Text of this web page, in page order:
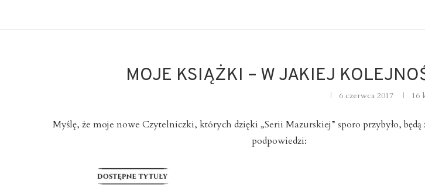
MOJE KSIĄŻKI – W JAKIEJ
6 czerwca 2017 16
Myślę, że moje nowe Czytelniczki, których dzięki „Serii Mazurskiej” sporo przybyło,
podpowiedzi: